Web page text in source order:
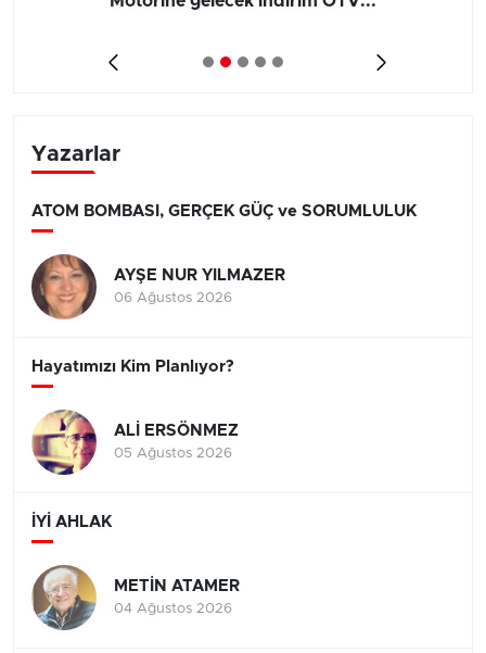
Yazarlar
ATOM BOMBASI, GERÇEK GÜÇ ve SORUMLULUK
AYŞE NUR YILMAZER
06 Ağustos 2026
Hayatımızı Kim Planlıyor?
ALİ ERSÖNMEZ
05 Ağustos 2026
İYİ AHLAK
METİN ATAMER
04 Ağustos 2026